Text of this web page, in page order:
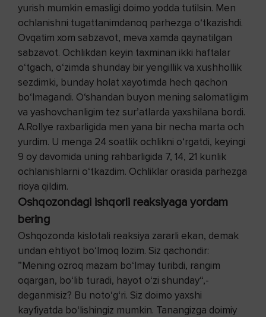
yurish mumkin emasligi doimo yodda tutilsin. Men
ochlanishni tugattanimdanoq parhezga o‘tkazishdi.
Ovqatim xom sabzavot, meva xamda qaynatilgan
sabzavot. Ochlikdan keyin taxminan ikki haftalar
o‘tgach, o‘zimda shunday bir yengillik va xushhollik
sezdimki, bunday holat xayotimda hech qachon
bo‘lmagandi. O‘shandan buyon mening salomatligim
va yashovchanligim tez sur’atlarda yaxshilana bordi.
A.Rollye raxbarligida men yana bir necha marta och
yurdim. U menga 24 soatlik ochlikni o‘rgatdi, keyingi
9 oy davomida uning rahbarligida 7, 14, 21 kunlik
ochlanishlarni o‘tkazdim. Ochliklar orasida parhezga
rioya qildim.
Oshqozondagi ishqorli reaksiyaga yordam
bering
Oshqozonda kislotali reaksiya zararli ekan, demak
undan ehtiyot bo‘lmoq lozim. Siz qachondir:
”Mening ozroq mazam bo‘lmay turibdi, rangim
oqargan, bo‘lib turadi, hayot o‘zi shunday“,-
deganmisiz? Bu noto‘g‘ri. Siz doimo yaxshi
kayfiyatda bo‘lishingiz mumkin. Tanangizga doimiy